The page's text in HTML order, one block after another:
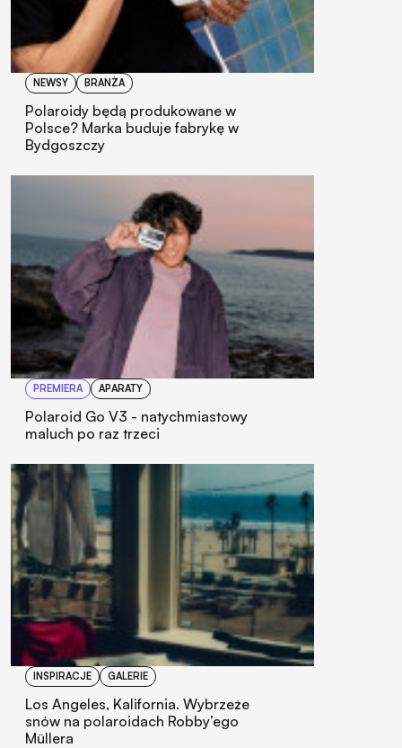
NEWSY BRANŻA
Polaroidy będą produkowane w
Polsce? Marka buduje fabrykę w
Bydgoszczy
PREMIERA APARATY
Polaroid Go V3 - natychmiastowy
maluch po raz trzeci
INSPIRACJE GALERIE
Los Angeles, Kalifornia. Wybrzeże
snów na polaroidach Robby’ego
Müllera